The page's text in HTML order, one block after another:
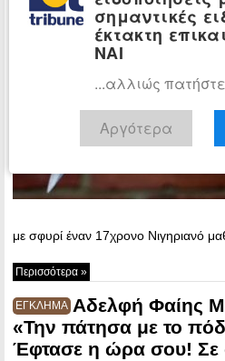
με σφυρί έναν 17χρονο Νιγηριανό
Περισσότερα »
ΕΓΚΛΗΜΑ Αδελφή Φαίης
«Την πάτησα με το
Έφτασε η ώρα σου! Σε
σημαντικές
έκτακτη
ΝΑΙ
...αλλιώς
Αργότερα